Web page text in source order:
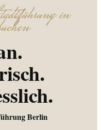
in
Berlin